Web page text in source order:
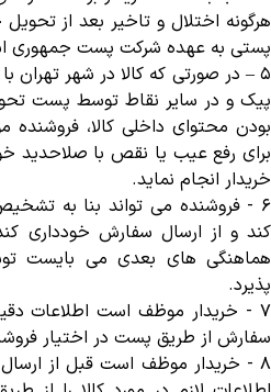
هرگونه اختلال و تاخیر بعد از
پستی به عهده شرکت پست جمهوری
٥– در صورتی که کالا در شهر
پیک و در سایر نقاط توسط پست
بودن محتوای داخلی کالا،
برای رفع عیب یا نقص با صلاحدید
خریدار انجام نماید.
٦ -فروشنده می تواند بنا به
کند و از ارسال سفارش خودداری
هماهنگی های بعدی می بایست
پذیرد.
٧- خریدار موظف است اطلاعات
سفارش از طریق پست در اختیار
٨- خریدار موظف است قبل از